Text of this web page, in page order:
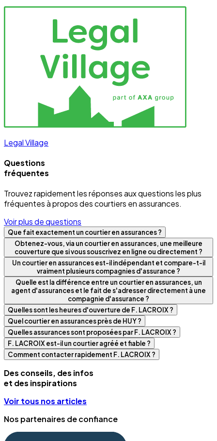
Legal Village
Questions
fréquentes
Trouvez rapidement les réponses aux questions les plus
fréquentes à propos des courtiers en assurances.
Voir plus de questions
Que fait exactement un courtier en assurances ?
Obtenez-vous, via un courtier en assurances, une meilleure
couverture que si vous souscrivez en ligne ou directement ?
Un courtier en assurances est-il indépendant et compare-t-il
vraiment plusieurs compagnies d'assurance ?
Quelle est la différence entre un courtier en assurances, un
agent d'assurances et le fait de s'adresser directement à une
compagnie d'assurance ?
Quelles sont les heures d'ouverture de F. LACROIX ?
Quel courtier en assurances près de HUY ?
Quelles assurances sont proposées par F. LACROIX ?
F. LACROIX est-il un courtier agréé et fiable ?
Comment contacter rapidement F. LACROIX ?
Des conseils, des infos
et des inspirations
Voir tous nos articles
Nos partenaires de confiance